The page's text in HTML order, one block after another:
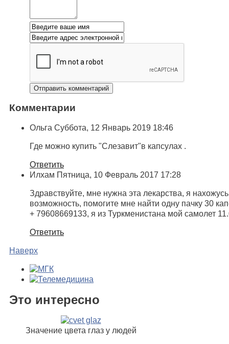
Комментарии
Ольга Суббота, 12 Январь 2019 18:46
Где можно купить "Слезавит"в капсулах .
Ответить
Илхам Пятница, 10 Февраль 2017 17:28
Здравствуйте, мне нужна эта лекарства, я
возможность, помогите мне найти одну пачку 30
+ 79608669133, я из Туркменистана мой самолет
Ответить
Наверх
Это интересно
Значение цвета глаз у людей